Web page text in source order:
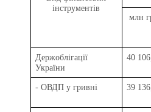
інструментів
млн
Держоблігації
України
40
- ОВДП у гривні 39